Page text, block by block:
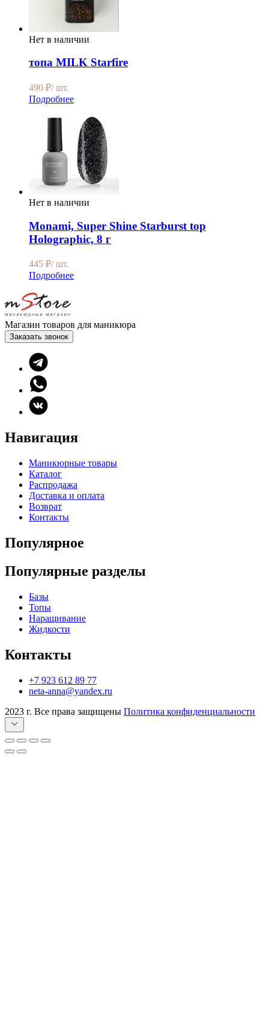
Нет в наличии
топа MILK Starfire
490 ₽/ шт.
Подробнее
Нет в наличии
Monami, Super Shine Starburst top
Holographic, 8 г
445 ₽/ шт.
Подробнее
Магазин товаров для маникюра
Заказать звонок
Навигация
Маникюрные товары
Каталог
Распродажа
Доставка и оплата
Возврат
Контакты
Популярное
Популярные разделы
Базы
Топы
Наращивание
Жидкости
Контакты
+7 923 612 89 77
neta-anna@yandex.ru
2023 г. Все права защищены Политика конфиденциальности